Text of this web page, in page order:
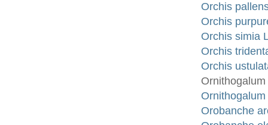
Orchis
Orchis
Orchis simia
Orchis
Orchis
Orobanche